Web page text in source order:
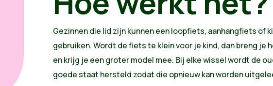
Gezinnen die lid zijn kunnen een loopfiets, aanhangfiets of
gebruiken. Wordt de fiets te klein voor je kind, dan breng je
en krijg je een groter model mee. Bij elke wissel wordt de
goede staat hersteld zodat die opnieuw kan worden